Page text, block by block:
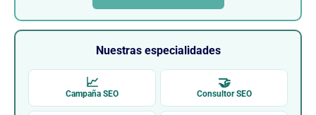
Nuestras especialidades
📈
Campaña SEO
🤝
Consultor SEO